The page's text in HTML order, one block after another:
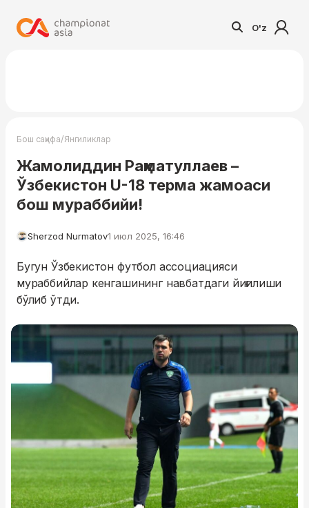
O'z
Бош саҳифа/Янгиликлар
Жамолиддин Раҳматуллаев –
Ўзбекистон U-18 терма жамоаси
бош мураббийи!
Sherzod Nurmatov1 июл 2025, 16:46
Бугун Ўзбекистон футбол ассоциацияси
мураббийлар кенгашининг навбатдаги йиғилиши
бўлиб ўтди.